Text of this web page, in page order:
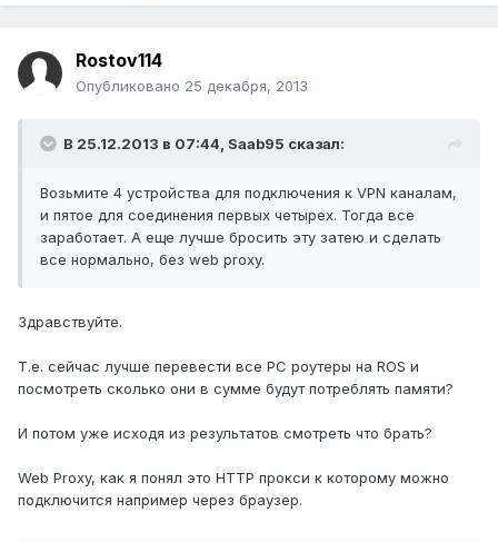
Rostov114
Опубликовано 25 декабря, 2013
В 25.12.2013 в 07:44, Saab95 сказал:
Возьмите 4 устройства для подключения к VPN каналам,
и пятое для соединения первых четырех. Тогда все
заработает. А еще лучше бросить эту затею и сделать
все нормально, без web proxy.
Здравствуйте.
Т.е. сейчас лучше перевести все PC роутеры на ROS и
посмотреть сколько они в сумме будут потреблять памяти?
И потом уже исходя из результатов смотреть что брать?
Web Proxy, как я понял это HTTP прокси к которому можно
подключится например через браузер.